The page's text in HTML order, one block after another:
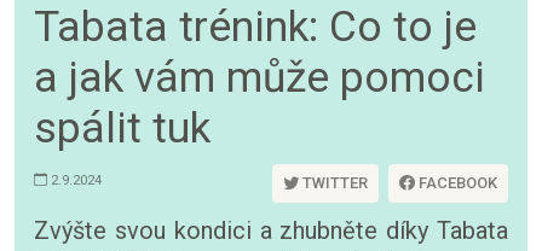
Tabata trénink: Co to je
a jak vám může pomoci
spálit tuk
2.9.2024 TWITTER FACEBOOK
Zvýšte svou kondici a zhubněte díky Tabata